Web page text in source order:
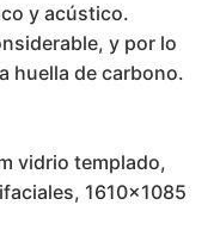
y acústico.
y por lo
huella de carbono.
vidrio templado,
1610×1085